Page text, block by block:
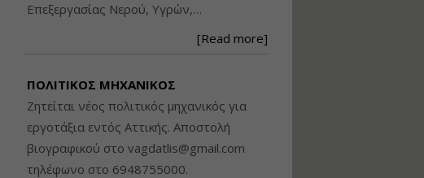
Επεξεργασίας Νερού, Υγρών,…
[Read more]
ΠΟΛΙΤΙΚΟΣ ΜΗΧΑΝΙΚΟΣ
Ζητείται νέος πολιτικός μηχανικός για
εργοτάξια εντός Αττικής. Αποστολή
βιογραφικού στο vagdatlis@gmail.com
τηλέφωνο στο 6948755000.
τεχνολογίας
φωτισμού LED και
Εισηγητής:Στέφανος Τουλόγλου
Τιμή από: €190.00
Διάρκεια: 12 ώρες